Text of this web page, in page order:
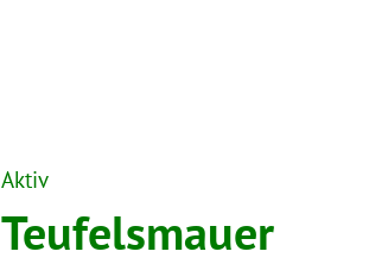
Aktiv
Teufelsmauer